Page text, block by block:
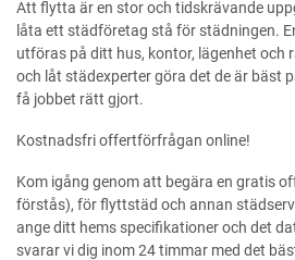
Att flytta är en stor och tidskrävande
låta ett städföretag stå för städningen.
utföras på ditt hus, kontor, lägenhet och
och låt städexperter göra det de är bäst
få jobbet rätt gjort.
Kostnadsfri offertförfrågan online!
Kom igång genom att begära en gratis
förstås), för flyttstäd och annan
ange ditt hems specifikationer och det
svarar vi dig inom 24 timmar med det